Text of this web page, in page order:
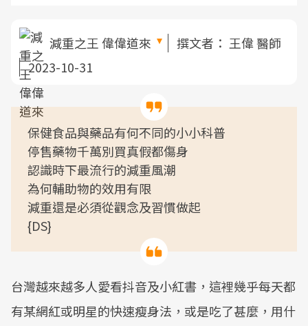
減重之王 偉偉道來 撰文者： 王偉 醫師
2023-10-31
保健食品與藥品有何不同的小小科普
停售藥物千萬別買真假都傷身
認識時下最流行的減重風潮
為何輔助物的效用有限
減重還是必須從觀念及習慣做起
{DS}
台灣越來越多人愛看抖音及小紅書，這裡幾乎每天都
有某網紅或明星的快速瘦身法，或是吃了甚麼，用什